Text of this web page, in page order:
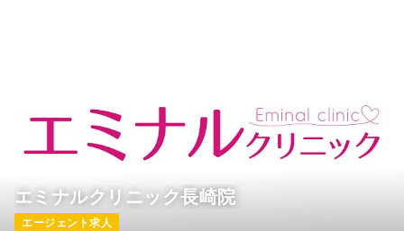
エミナルクリニック長崎院
エージェント求人